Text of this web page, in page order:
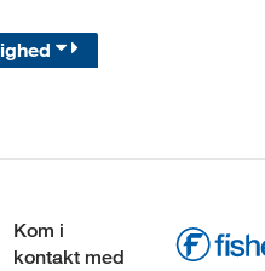
Kom i
kontakt med